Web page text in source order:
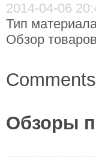
2014-04-06
Тип
Обзор
Обзоры